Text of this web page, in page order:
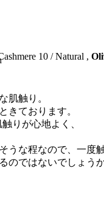
10 / Natural ,
肌触り。
きております。
りが心地よく、
うな程なので、一度
のではないでしょうか